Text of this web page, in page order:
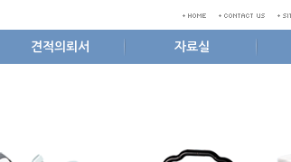
견적의뢰서 자료실